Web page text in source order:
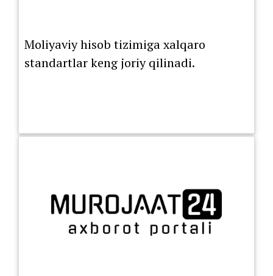
Moliyaviy hisob tizimiga xalqaro
standartlar keng joriy qilinadi.